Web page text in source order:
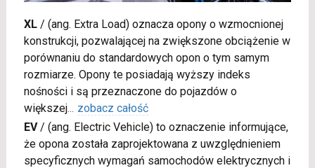
XL/ (ang. Extra Load) oznacza opony o wzmocnionej
konstrukcji, pozwalającej na zwiększone obciążenie w
porównaniu do standardowych opon o tym samym
rozmiarze. Opony te posiadają wyższy indeks
nośności i są przeznaczone do pojazdów o
większej... zobacz całość
EV/ (ang. Electric Vehicle) to oznaczenie informujące,
że opona została zaprojektowana z uwzględnieniem
specyficznych wymagań samochodów elektrycznych i